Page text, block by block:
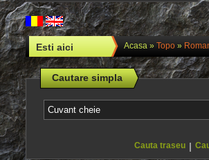
Esti aici Acasa» Topo»
Cautare simpla
|
Cauta traseu